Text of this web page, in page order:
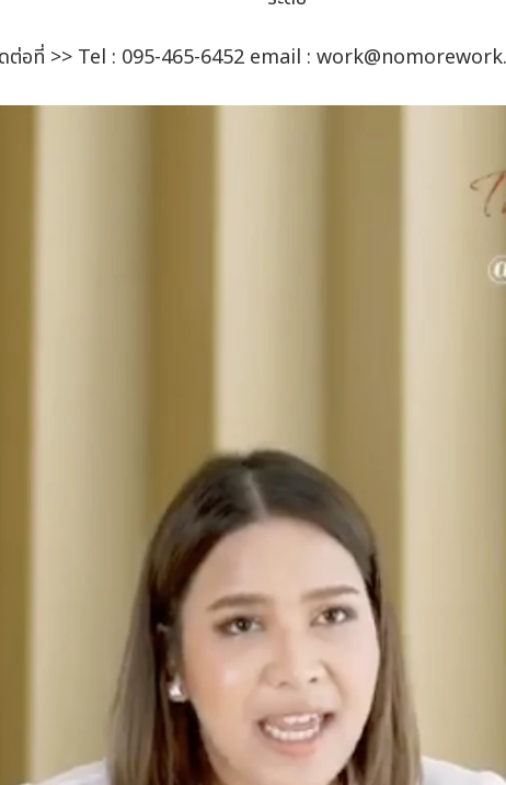
ต่อที่ >> Tel : 095-465-6452 email :